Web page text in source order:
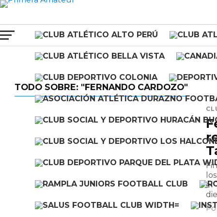
TODO SOBRE: "FERNANDO CARDOZO"
el